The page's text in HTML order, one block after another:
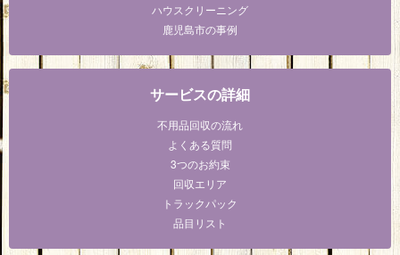
ハウスクリーニング
鹿児島市の事例
サービスの詳細
不用品回収の流れ
よくある質問
3つのお約束
回収エリア
トラックパック
品目リスト